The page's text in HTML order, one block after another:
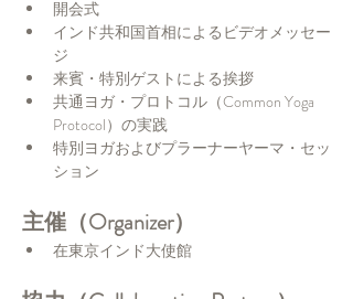
開会式
インド共和国首相によるビデオメッセー
ジ
来賓・特別ゲストによる挨拶
共通ヨガ・プロトコル（Common Yoga
Protocol）の実践
特別ヨガおよびプラーナーヤーマ・セッ
ション
主催（Organizer）
在東京インド大使館